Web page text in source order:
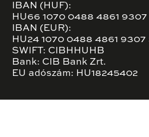
IBAN (HUF):
HU66 1070 0488 4861 9307
IBAN (EUR):
HU24 1070 0488 4861
SWIFT: CIBHHUHB
Bank: CIB Bank Zrt.
EU adószám: HU18245402